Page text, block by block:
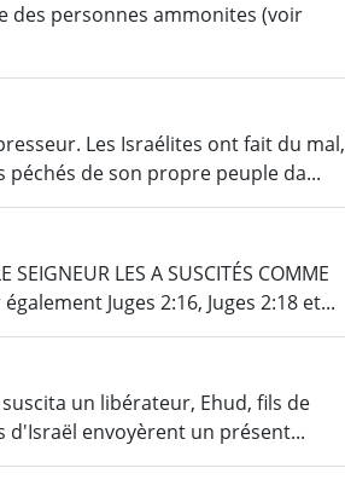
des personnes ammonites (voir
Les Israélites ont fait du mal,
de son propre peuple da...
SEIGNEUR LES A SUSCITÉS COMME
Juges 2:16, Juges 2:18 et...
un libérateur, Ehud, fils de
d'Israël envoyèrent un présent...